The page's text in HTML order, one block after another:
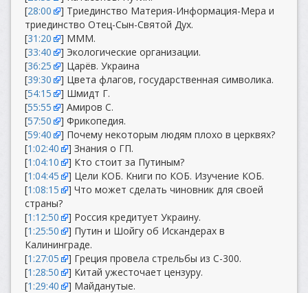
[28:00
] Триединство Материя-Информация-Мера и
триединство Отец-Сын-Святой Дух.
[31:20
] МММ.
[33:40
] Экологические организации.
[36:25
] Царёв. Украина
[39:30
] Цвета флагов, государственная символика.
[54:15
] Шмидт Г.
[55:55
] Амиров С.
[57:50
] Фрикопедия.
[59:40
] Почему некоторым людям плохо в церквях?
[1:02:40
] Знания о ГП.
[1:04:10
] Кто стоит за Путиным?
[1:04:45
] Цели КОБ. Книги по КОБ. Изучение КОБ.
[1:08:15
] Что может сделать чиновник для своей
страны?
[1:12:50
] Россия кредитует Украину.
[1:25:50
] Путин и Шойгу об Искандерах в
Калининграде.
[1:27:05
] Греция провела стрельбы из С-300.
[1:28:50
] Китай ужесточает цензуру.
[1:29:40 ] Майданутые.